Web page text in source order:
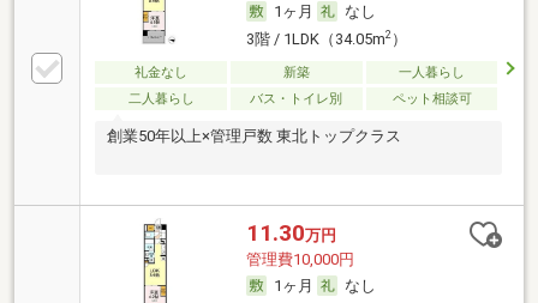
1ヶ月
なし
3階 / 1LDK（34.05m2）
礼金なし 新築
一人暮らし
二人暮らし
バス・トイレ別 ペット相談可
創業50年以上×管理戸数 東北トップクラス
11.30万円
管理費10,000円
1ヶ月
なし